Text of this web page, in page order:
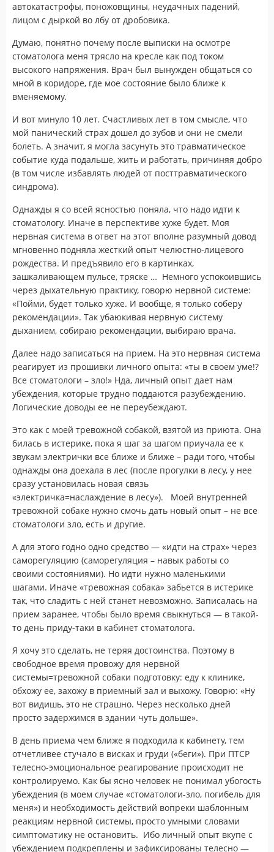
автокатастрофы, поножовщины, неудачных падений,
лицом с дыркой во лбу от дробовика.
Думаю, понятно почему после выписки на осмотре
стоматолога меня трясло на кресле как под током
высокого напряжения. Врач был вынужден общаться со
мной в коридоре, где мое состояние было ближе к
вменяемому.
И вот минуло 10 лет. Счастливых лет в том смысле, что
мой панический страх дошел до зубов и они не смели
болеть. А значит, я могла засунуть это травматическое
событие куда подальше, жить и работать, причиняя добро
(в том числе избавлять людей от посттравматического
синдрома).
Однажды я со всей ясностью поняла, что надо идти к
стоматологу. Иначе в перспективе хуже будет. Моя
нервная система в ответ на этот вполне разумный довод
мгновенно подняла жесткий опыт челюстно-лицевого
рождества. И предъявило его в картинках,
зашкаливающем пульсе, тряске … Немного успокоившись
через дыхательную практику, говорю нервной системе:
«Пойми, будет только хуже. И вообще, я только соберу
рекомендации». Так убаюкивая нервную систему
дыханием, собираю рекомендации, выбираю врача.
Далее надо записаться на прием. На это нервная система
реагирует из прошивки личного опыта: «ты в своем уме!?
Все стоматологи – зло!» Нда, личный опыт дает нам
убеждения, которые трудно поддаются разубеждению.
Логические доводы ее не переубеждают.
Это как с моей тревожной собакой, взятой из приюта. Она
билась в истерике, пока я шаг за шагом приучала ее к
звукам электрички все ближе и ближе – ради того, чтобы
однажды она доехала в лес (после прогулки в лесу, у нее
сразу установилась новая связь
«электричка=наслаждение в лесу»). Моей внутренней
тревожной собаке нужно смочь дать новый опыт – не все
стоматологи зло, есть и другие.
А для этого годно одно средство — «идти на страх» через
саморегуляцию (саморегуляция – навык работы со
своими состояниями). Но идти нужно маленькими
шагами. Иначе «тревожная собака» забьется в истерике
так, что сладить с ней станет невозможно. Записалась на
прием заранее, чтобы было время свыкнуться — в такой-
то день приду-таки в кабинет стоматолога.
Я хочу это сделать, не теряя достоинства. Поэтому в
свободное время провожу для нервной
системы=тревожной собаки подготовку: еду к клинике,
обхожу ее, захожу в приемный зал и выхожу. Говорю: «Ну
вот видишь, это не страшно. Через несколько дней
просто задержимся в здании чуть дольше».
В день приема чем ближе я подходила к кабинету, тем
отчетливее стучало в висках и груди («беги»). При ПТСР
телесно-эмоциональное реагирование происходит не
контролируемо. Как бы ясно человек не понимал убогость
убеждения (в моем случае «стоматологи-зло, погибель для
меня») и необходимость действий вопреки шаблонным
реакциям нервной системы, просто умными словами
симптоматику не остановить. Ибо личный опыт вкупе с
убеждением подкреплены и зафиксированы телесно —